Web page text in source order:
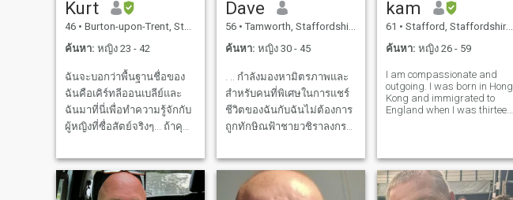
Kurt
46 • Burton-upon-Trent, Staffordshire, อังกฤษ
ค้นหา: หญิง 23 - 42
ฉันจะบอกว่าพื้นฐานชื่อของ
ฉันคือเคิร์ทลีออนเบลีย์และ
ฉันมาที่นี่เพื่อทำความรู้จักกับ
ผู้หญิงที่ซื่อสัตย์จริงๆ... ถ้าคุณ
ภาษาอังกฤษจะมีประโยชน์
หรือเราจะต้องใช้ Google
Translate อย่าเสียเวลาของ
Dave
56 • Tamworth, Staffordshire, อังกฤษ
ค้นหา: หญิง 30 - 45
. .. กำลังมองหามิตรภาพและ
สำหรับคนที่พิเศษในการแชร์
ชีวิตของฉันกับฉันไม่ต้องการ
ถูกทักษิณฟ้าชายวชิราลงกรณ์
อย่าถามว่าเป็นการปฏิเสธ
ความถี่สำหรับเงินที่ได้สร้าง
ความไม่พอใจ ถ้าคุณต้องการ
kam
61 • Stafford, Staffordshire, อังกฤษ
ค้นหา: หญิง 26 - 59
I am compassionate and
outgoing. I was born in Hong
Kong and immigrated to
England when I was thirteen
working for an international
Electrical switchgear
company. Like